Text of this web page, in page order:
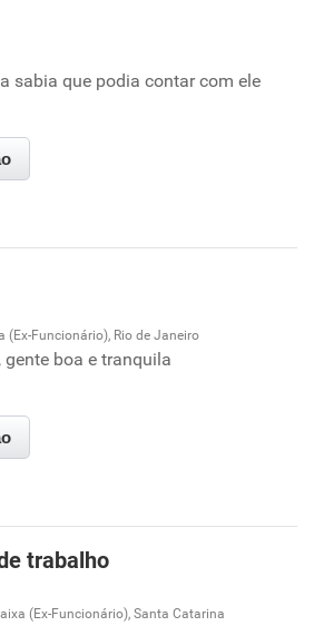
familiar
sabia que podia contar com ele
(Ex-Funcionário), Rio de Janeiro
boa e tranquila
trabalho
(Ex-Funcionário), Santa Catarina